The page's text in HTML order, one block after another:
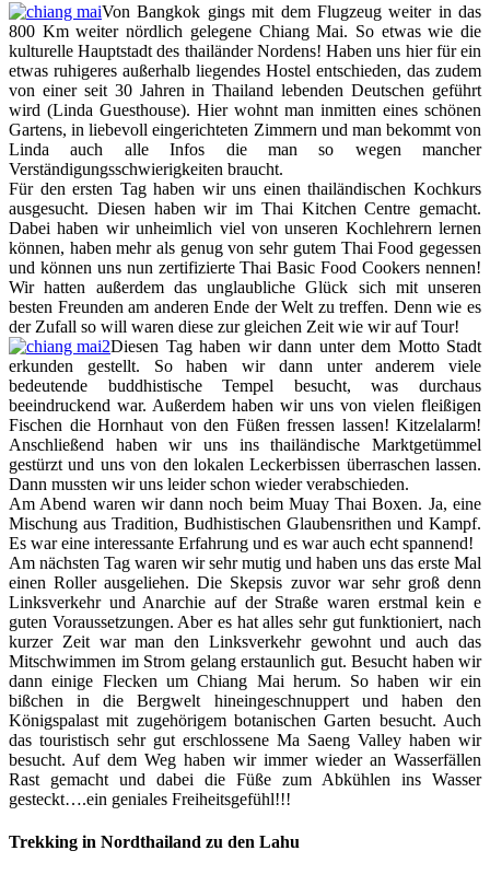
Von Bangkok gings mit dem Flugzeug weiter in das
800 Km weiter nördlich gelegene Chiang Mai. So etwas wie die
kulturelle Hauptstadt des thailänder Nordens! Haben uns hier für ein
etwas ruhigeres außerhalb liegendes Hostel entschieden, das zudem
von einer seit 30 Jahren in Thailand lebenden Deutschen geführt
wird (Linda Guesthouse). Hier wohnt man inmitten eines schönen
Gartens, in liebevoll eingerichteten Zimmern und man bekommt von
Linda auch alle Infos die man so wegen mancher
Verständigungsschwierigkeiten braucht.
Für den ersten Tag haben wir uns einen thailändischen Kochkurs
ausgesucht. Diesen haben wir im Thai Kitchen Centre gemacht.
Dabei haben wir unheimlich viel von unseren Kochlehrern lernen
können, haben mehr als genug von sehr gutem Thai Food gegessen
und können uns nun zertifizierte Thai Basic Food Cookers nennen!
Wir hatten außerdem das unglaubliche Glück sich mit unseren
besten Freunden am anderen Ende der Welt zu treffen. Denn wie es
der Zufall so will waren diese zur gleichen Zeit wie wir auf Tour!
Diesen Tag haben wir dann unter dem Motto Stadt
erkunden gestellt. So haben wir dann unter anderem viele
bedeutende buddhistische Tempel besucht, was durchaus
beeindruckend war. Außerdem haben wir uns von vielen fleißigen
Fischen die Hornhaut von den Füßen fressen lassen! Kitzelalarm!
Anschließend haben wir uns ins thailändische Marktgetümmel
gestürzt und uns von den lokalen Leckerbissen überraschen lassen.
Dann mussten wir uns leider schon wieder verabschieden.
Am Abend waren wir dann noch beim Muay Thai Boxen. Ja, eine
Mischung aus Tradition, Budhistischen Glaubensrithen und Kampf.
Es war eine interessante Erfahrung und es war auch echt spannend!
Am nächsten Tag waren wir sehr mutig und haben uns das erste Mal
einen Roller ausgeliehen. Die Skepsis zuvor war sehr groß denn
Linksverkehr und Anarchie auf der Straße waren erstmal kein e
guten Voraussetzungen. Aber es hat alles sehr gut funktioniert, nach
kurzer Zeit war man den Linksverkehr gewohnt und auch das
Mitschwimmen im Strom gelang erstaunlich gut. Besucht haben wir
dann einige Flecken um Chiang Mai herum. So haben wir ein
bißchen in die Bergwelt hineingeschnuppert und haben den
Königspalast mit zugehörigem botanischen Garten besucht. Auch
das touristisch sehr gut erschlossene Ma Saeng Valley haben wir
besucht. Auf dem Weg haben wir immer wieder an Wasserfällen
Rast gemacht und dabei die Füße zum Abkühlen ins Wasser
gesteckt….ein geniales Freiheitsgefühl!!!
Trekking in Nordthailand zu den Lahu